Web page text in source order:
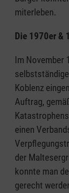
miterleben.
Die 1970er &
Im November
Koblenz
Auftrag,
einen
der
konnte man
gerecht